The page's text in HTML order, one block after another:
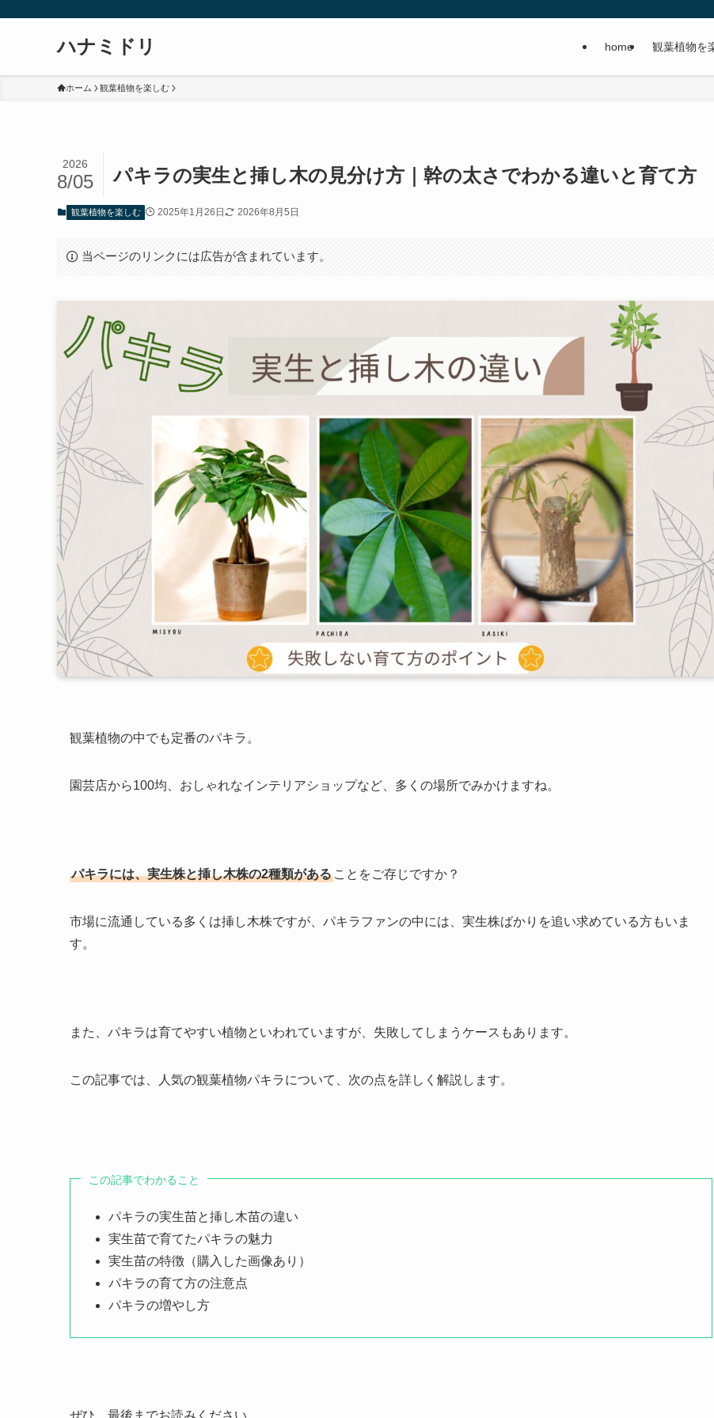
ハナミドリ home 観葉植物を
ホーム 観葉植物を楽しむ
パキラの実生と挿し木の見分け方｜幹の太さでわかる違いと育て方
2026
8/05
観葉植物を楽しむ 2025年1月26日 2026年8月5日
当ページのリンクには広告が含まれています。
観葉植物の中でも定番のパキラ。
園芸店から100均、おしゃれなインテリアショップなど、多くの場所でみかけますね。
パキラには、実生株と挿し木株の2種類がある ことをご存じですか？
市場に流通している多くは挿し木株ですが、パキラファンの中には、実生株ばかりを追い求めている方もいま
す。
また、パキラは育てやすい植物といわれていますが、失敗してしまうケースもあります。
この記事では、人気の観葉植物パキラについて、次の点を詳しく解説します。
この記事でわかること
パキラの実生苗と挿し木苗の違い
実生苗で育てたパキラの魅力
実生苗の特徴（購入した画像あり）
パキラの育て方の注意点
パキラの増やし方
ぜひ、最後までお読みください。